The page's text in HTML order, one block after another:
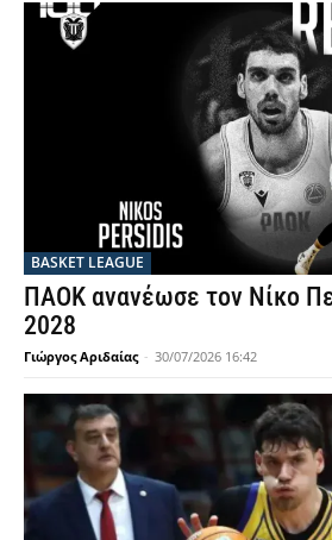
BASKET LEAGUE
ΠΑΟΚ ανανέωσε τον Νίκο
2028
Γιώργος Αριδαίας - 30/07/2026 16:42